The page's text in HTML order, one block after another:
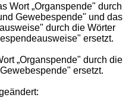
Wort „Organspende" durch
Gewebespende" und das
durch die Wörter
ersetzt.
„Organspende" durch die
ersetzt.